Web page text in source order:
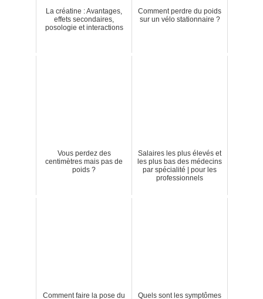
La créatine : Avantages,
effets secondaires,
posologie et interactions
Comment perdre du poids
sur un vélo stationnaire ?
Vous perdez des
centimètres mais pas de
poids ?
Salaires les plus élevés et
les plus bas des médecins
par spécialité | pour les
professionnels
Comment faire la pose du
Quels sont les symptômes